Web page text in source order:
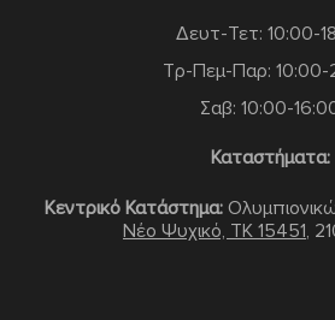
Δευτ-Τετ: 10:00-
Τρ-Πεμ-Παρ: 10:00-
Σαβ: 10:00-
Καταστήματα:
Κεντρικό Κατάστημα:
Νέο Ψυχικό, TK 15451,